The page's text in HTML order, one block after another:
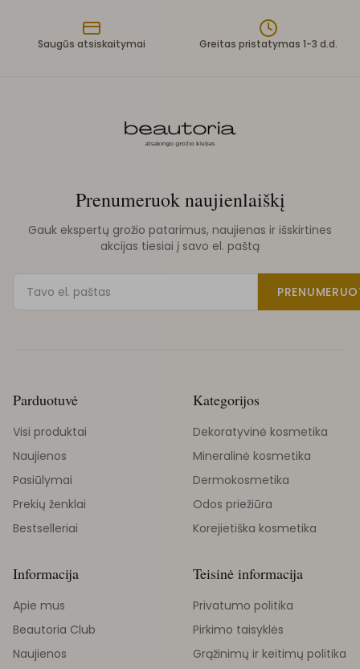
Saugūs atsiskaitymai Greitas pristatymas 1-3 d.d.
Prenumeruok naujienlaiškį
Gauk ekspertų grožio patarimus, naujienas ir išskirtines
akcijas tiesiai į savo el. paštą
Parduotuvė
Visi produktai
Naujienos
Pasiūlymai
Prekių ženklai
Bestselleriai
Kategorijos
Dekoratyvinė kosmetika
Mineralinė kosmetika
Dermokosmetika
Odos priežiūra
Korejietiška kosmetika
Informacija
Apie mus
Beautoria Club
Naujienos
Teisinė informacija
Privatumo politika
Pirkimo taisyklės
Grąžinimų ir keitimų politika